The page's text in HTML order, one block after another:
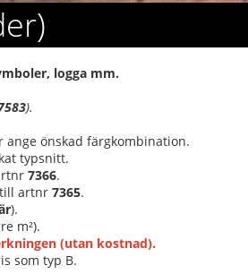
logga mm.
).
önskad färgkombination.
typsnitt.
7366.
till artnr 7365.
).
m²).
(utan kostnad).
som typ B.